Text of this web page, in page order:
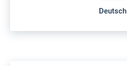
Deutsch